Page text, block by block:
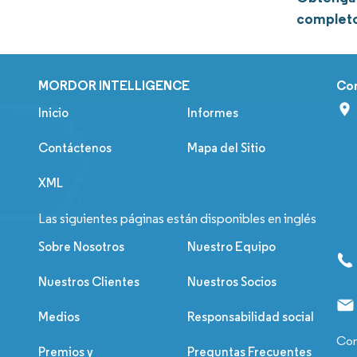
MORDOR INTELLIGENCE
Inicio Informes
Contáctenos Mapa del Sitio
XML
Las siguientes páginas están disponibles en inglés
Sobre Nosotros Nuestro Equipo
Nuestros Clientes Nuestros Socios
Medios Responsabilidad social
Premios y Preguntas Frecuentes